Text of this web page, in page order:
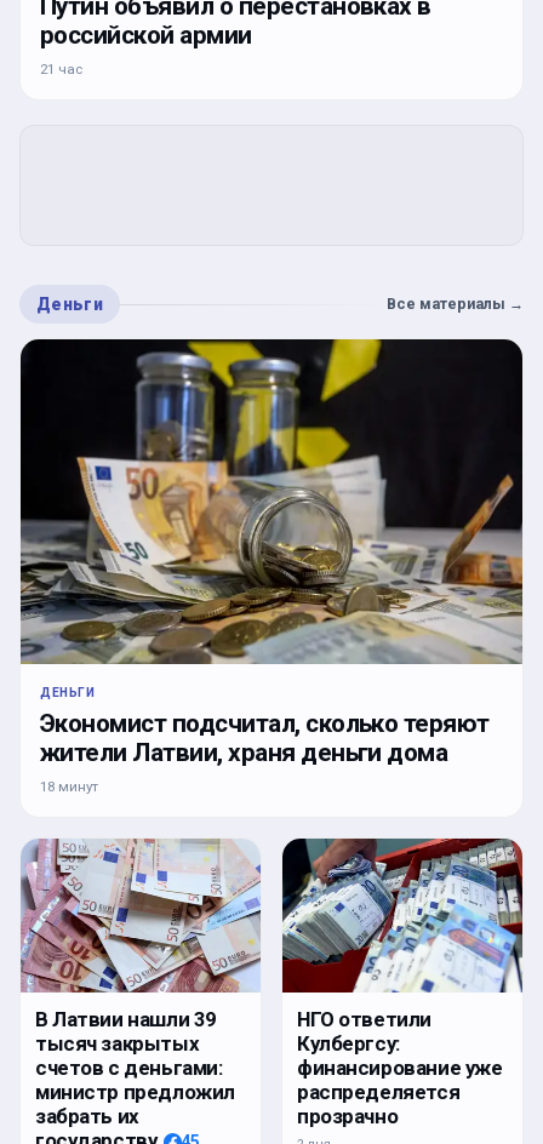
Путин объявил о перестановках в
российской армии
21 час
Деньги Все материалы →
ДЕНЬГИ
Экономист подсчитал, сколько теряют
жители Латвии, храня деньги дома
18 минут
В Латвии нашли 39
тысяч закрытых
счетов с деньгами:
министр предложил
забрать их
НГО ответили
Кулбергсу:
финансирование уже
распределяется
прозрачно